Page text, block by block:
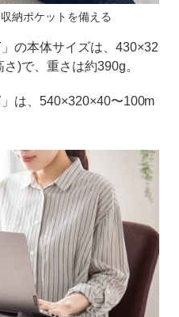
納ポケットを備える
の本体サイズは、430×32
)で、重さは約390g。
は、540×320×40〜100m